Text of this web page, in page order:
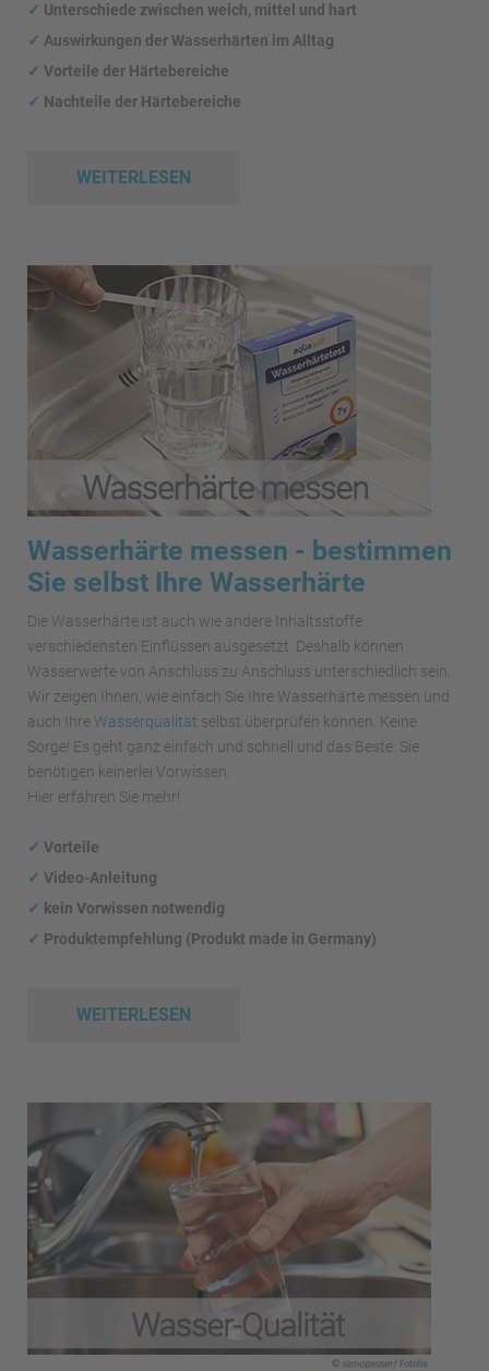
✓ Unterschiede zwischen weich, mittel und hart
✓ Auswirkungen der Wasserhärten im Alltag
✓ Vorteile der Härtebereiche
✓ Nachteile der Härtebereiche
WEITERLESEN
Wasserhärte messen - bestimmen
Sie selbst Ihre Wasserhärte
Die Wasserhärte ist auch wie andere Inhaltsstoffe
verschiedensten Einflüssen ausgesetzt. Deshalb können
Wasserwerte von Anschluss zu Anschluss unterschiedlich sein.
Wir zeigen Ihnen, wie einfach Sie Ihre Wasserhärte messen und
auch IhreWasserqualität selbst überprüfen können. Keine
Sorge! Es geht ganz einfach und schnell und das Beste: Sie
benötigen keinerlei Vorwissen.
Hier erfahren Sie mehr!
✓ Vorteile
✓ Video-Anleitung
✓ kein Vorwissen notwendig
✓ Produktempfehlung (Produkt made in Germany)
WEITERLESEN